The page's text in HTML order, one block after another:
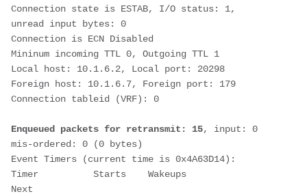
Connection state is ESTAB, I/O status: 1,
unread input bytes: 0
Connection is ECN Disabled
Mininum incoming TTL 0, Outgoing TTL 1
Local host: 10.1.6.2, Local port: 20298
Foreign host: 10.1.6.7, Foreign port: 179
Connection tableid (VRF): 0
Enqueued packets for retransmit: 15, input: 0
mis-ordered: 0 (0 bytes)
Event Timers (current time is 0x4A63D14):
Timer          Starts    Wakeups
Next